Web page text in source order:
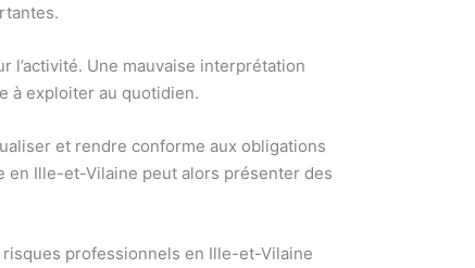
l’activité. Une mauvaise interprétation
à exploiter au quotidien.
et rendre conforme aux obligations
en Ille-et-Vilaine peut alors présenter des
risques professionnels en Ille-et-Vilaine